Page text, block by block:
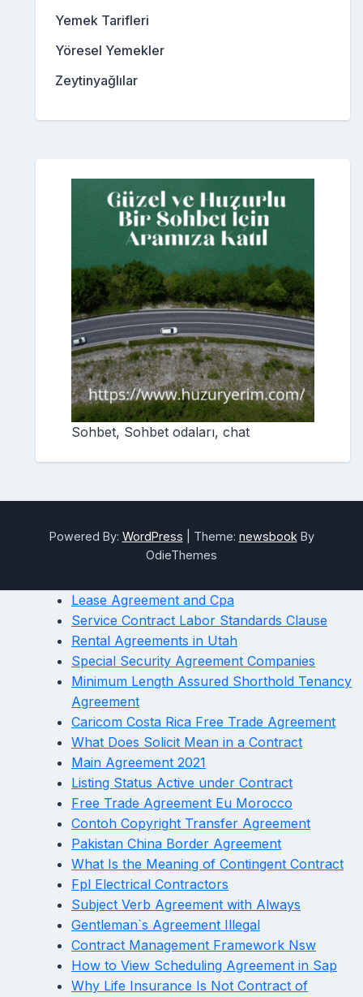
Yemek Tarifleri
Yöresel Yemekler
Zeytinyağlılar
Sohbet, Sohbet odaları, chat
Powered By: WordPress Theme: newsbookBy
OdieThemes
Lease Agreement and Cpa
Service Contract Labor Standards Clause
Rental Agreements in Utah
Special Security Agreement Companies
Minimum Length Assured Shorthold Tenancy
Agreement
Caricom Costa Rica Free Trade Agreement
What Does Solicit Mean in a Contract
Main Agreement 2021
Listing Status Active under Contract
Free Trade Agreement Eu Morocco
Contoh Copyright Transfer Agreement
Pakistan China Border Agreement
What Is the Meaning of Contingent Contract
Fpl Electrical Contractors
Subject Verb Agreement with Always
Gentleman`s Agreement Illegal
Contract Management Framework Nsw
How to View Scheduling Agreement in Sap
Why Life Insurance Is Not Contract of